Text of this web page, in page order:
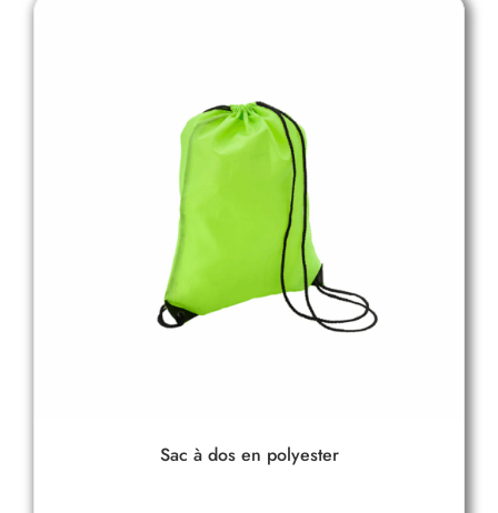
Sac à dos en polyester